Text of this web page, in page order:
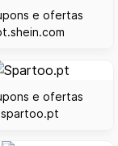
e ofertas
e ofertas
spartoo.pt